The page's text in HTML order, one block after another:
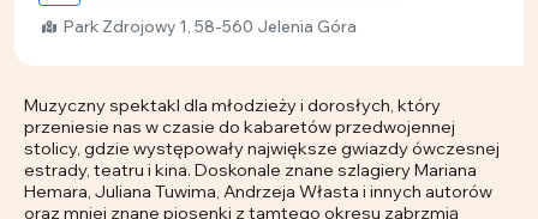
Park Zdrojowy 1, 58-560 Jelenia Góra
Muzyczny spektakl dla młodzieży i dorosłych, który
przeniesie nas w czasie do kabaretów przedwojennej
stolicy, gdzie występowały największe gwiazdy ówczesnej
estrady, teatru i kina. Doskonale znane szlagiery Mariana
Hemara, Juliana Tuwima, Andrzeja Własta i innych autorów
oraz mniej znane piosenki z tamtego okresu zabrzmią